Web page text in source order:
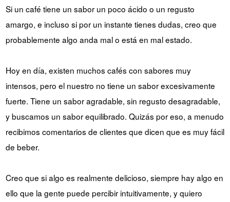
Si un café tiene un sabor un poco ácido o un regusto
amargo, e incluso si por un instante tienes dudas, creo que
probablemente algo anda mal o está en mal estado.
Hoy en día, existen muchos cafés con sabores muy
intensos, pero el nuestro no tiene un sabor excesivamente
fuerte. Tiene un sabor agradable, sin regusto desagradable,
y buscamos un sabor equilibrado. Quizás por eso, a menudo
recibimos comentarios de clientes que dicen que es muy fácil
de beber.
Creo que si algo es realmente delicioso, siempre hay algo en
ello que la gente puede percibir intuitivamente, y quiero